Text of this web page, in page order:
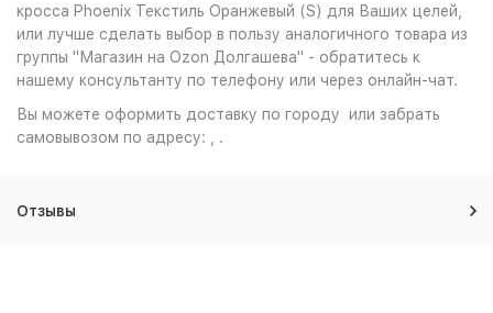
кросса Phoenix Текстиль Оранжевый (S) для Ваших целей,
или лучше сделать выбор в пользу аналогичного товара из
группы "Магазин на Ozon Долгашева" - обратитесь к
нашему консультанту по телефону или через онлайн-чат.
Вы можете оформить доставку по городу или забрать
самовывозом по адресу: , .
Отзывы